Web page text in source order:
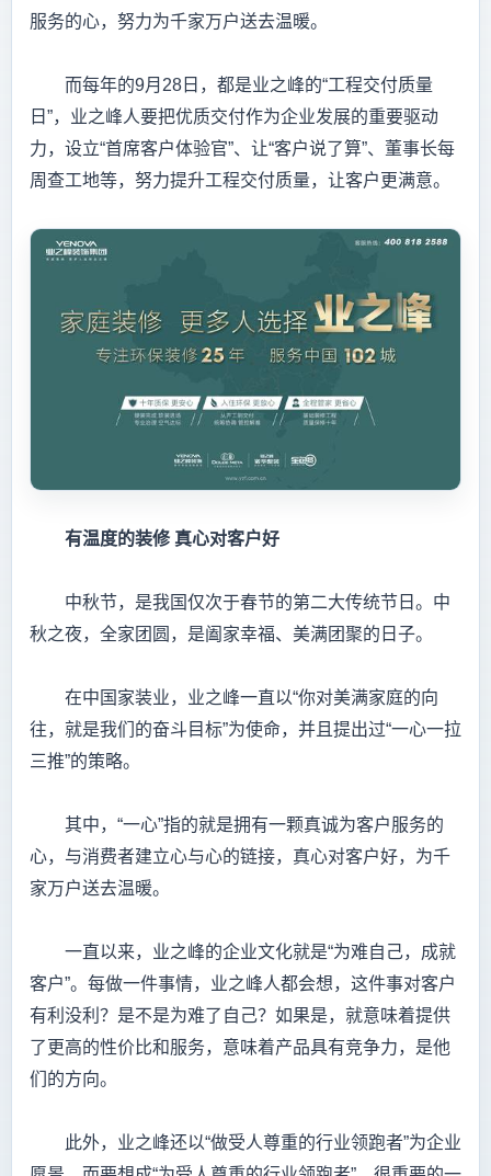
服务的心，努力为千家万户送去温暖。
而每年的9月28日，都是业之峰的“工程交付质量
日”，业之峰人要把优质交付作为企业发展的重要驱动
力，设立“首席客户体验官”、让“客户说了算”、董事长每
周查工地等，努力提升工程交付质量，让客户更满意。
有温度的装修 真心对客户好
中秋节，是我国仅次于春节的第二大传统节日。中
秋之夜，全家团圆，是阖家幸福、美满团聚的日子。
在中国家装业，业之峰一直以“你对美满家庭的向
往，就是我们的奋斗目标”为使命，并且提出过“一心一拉
三推”的策略。
其中，“一心”指的就是拥有一颗真诚为客户服务的
心，与消费者建立心与心的链接，真心对客户好，为千
家万户送去温暖。
一直以来，业之峰的企业文化就是“为难自己，成就
客户”。每做一件事情，业之峰人都会想，这件事对客户
有利没利？是不是为难了自己？如果是，就意味着提供
了更高的性价比和服务，意味着产品具有竞争力，是他
们的方向。
此外，业之峰还以“做受人尊重的行业领跑者”为企业